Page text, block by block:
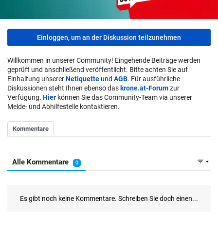
Einloggen, um an der Diskussion teilzunehmen
Willkommen in unserer Community! Eingehende Beiträge werden
geprüft und anschließend veröffentlicht. Bitte achten Sie auf
Einhaltung unsererNetiquette und AGB. Für ausführliche
Diskussionen steht Ihnen ebenso das krone.at-Forumzur
Verfügung. Hier können Sie das Community-Team via unserer
Melde- und Abhilfestelle kontaktieren.